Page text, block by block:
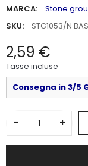
MARCA:
Stone
SKU:
STG1053/N
2,59 €
Tasse incluse
Consegna in 3/5
- +